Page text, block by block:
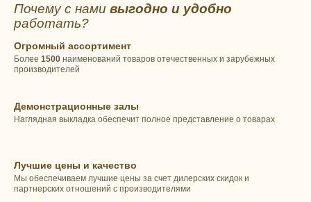
Почему с нами выгодно и удобно
работать?
Огромный ассортимент
Более 1500 наименований товаров отечественных и зарубежных
производителей
Демонстрационные залы
Наглядная выкладка обеспечит полное представление о товарах
Лучшие цены и качество
Мы обеспечиваем лучшие цены за счет дилерских скидок и
партнерских отношений с производителями